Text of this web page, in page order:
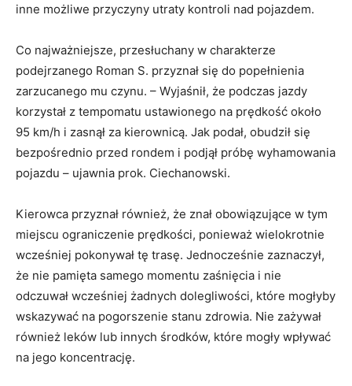
inne możliwe przyczyny utraty kontroli nad pojazdem.
Co najważniejsze, przesłuchany w charakterze
podejrzanego Roman S. przyznał się do popełnienia
zarzucanego mu czynu. – Wyjaśnił, że podczas jazdy
korzystał z tempomatu ustawionego na prędkość około
95 km/h i zasnął za kierownicą. Jak podał, obudził się
bezpośrednio przed rondem i podjął próbę wyhamowania
pojazdu – ujawnia prok. Ciechanowski.
Kierowca przyznał również, że znał obowiązujące w tym
miejscu ograniczenie prędkości, ponieważ wielokrotnie
wcześniej pokonywał tę trasę. Jednocześnie zaznaczył,
że nie pamięta samego momentu zaśnięcia i nie
odczuwał wcześniej żadnych dolegliwości, które mogłyby
wskazywać na pogorszenie stanu zdrowia. Nie zażywał
również leków lub innych środków, które mogły wpływać
na jego koncentrację.